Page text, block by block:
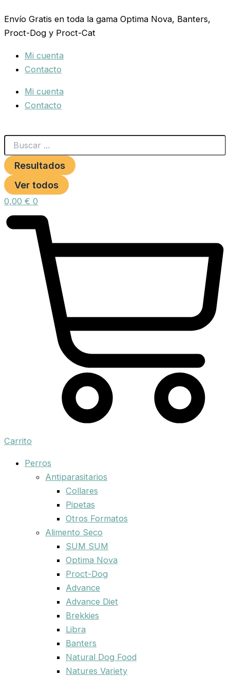
al
contenido
Envío Gratis en toda la gama Optima Nova, Banters,
Proct-Dog y Proct-Cat
Mi cuenta
Contacto
Mi cuenta
Contacto
...
Resultados
Ver todos
0,00 € 0
Carrito
Perros
Antiparasitarios
Collares
Pipetas
Otros Formatos
Alimento Seco
SUM SUM
Optima Nova
Proct-Dog
Advance
Advance Diet
Brekkies
Libra
Banters
Natural Dog Food
Natures Variety
XTREME
DOG
LILA
(50-
64cm)
cantidad